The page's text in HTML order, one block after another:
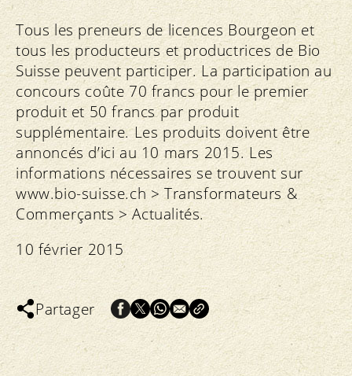
Tous les preneurs de licences Bourgeon et
tous les producteurs et productrices de Bio
Suisse peuvent participer. La participation au
concours coûte 70 francs pour le premier
produit et 50 francs par produit
supplémentaire. Les produits doivent être
annoncés d’ici au 10 mars 2015. Les
informations nécessaires se trouvent sur
www.bio-suisse.ch > Transformateurs &
Commerçants > Actualités.
10 février 2015
Partager